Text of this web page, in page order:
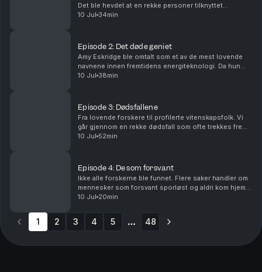
Det ble hevdet at en rekke personer tilknyttet
amerikansk forsvars-, romfarts- eller energiforskning
10 Jul 34min
Episode 2: Det døde geniet
Amy Eskridge ble omtalt som et av de mest lovende
navnene innen fremtidens energiteknologi. Da hun
døde under uklare omstendigheter, ble hun raskt
10 Jul 38min
Episode 3: Dødsfallene
Fra lovende forskere til profilerte vitenskapsfolk. Vi
går gjennom en rekke dødsfall som ofte trekkes frem
som bevis for teorien, og undersøker hva som faktisk
10 Jul 52min
Episode 4: De som forsvant
Ikke alle forskerne ble funnet. Flere saker handler om
mennesker som forsvant sporløst og aldri kom hjem
igjen. Er dette enkeltstående tragedier – eller deler av
10 Jul 20min
1 2 3 4 5 48